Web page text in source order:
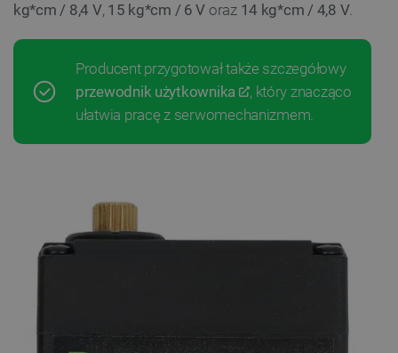
kg*cm / 8,4 V, 15 kg*cm / 6 V oraz14 kg*cm / 4,8 V.
Producent przygotował także szczegółowy
przewodnik użytkownika
, który znacząco
ułatwia pracę z serwomechanizmem.